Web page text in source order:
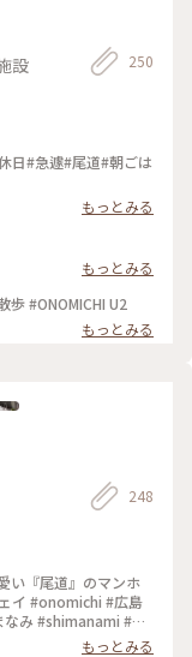
設 250
日#急遽#尾道#朝ごは
もっとみる
もっとみる
尾道駅から ずっと海風を感じながらお散歩 #ONOMICHI U2
もっとみる
248
い『尾道』のマンホ
イ #onomichi #広島
み #shimanami #千
もっとみる